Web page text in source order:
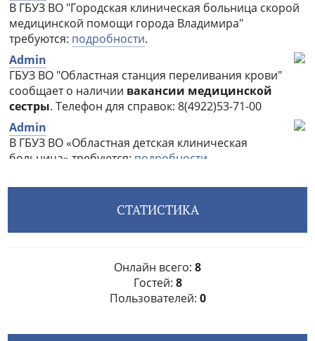
СТАТИСТИКА
Онлайн всего: 8
Гостей: 8
Пользователей: 0